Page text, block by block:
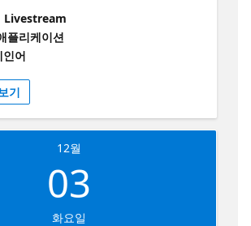
virtuales con inteligencia artificial.
a diseñar asistentes que
la interacción y aumenten la
en tus proyectos, todo de una
y accesible. Crear un
con Microsoft Copilot Studio
Livestream
플리케이션
인어
기
12월
03
화요일